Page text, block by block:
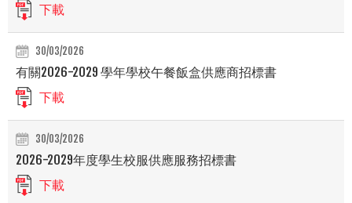
下載
30/03/2026
有關2026-2029 學年學校午餐飯盒供應商招標書
下載
30/03/2026
2026-2029年度學生校服供應服務招標書
下載